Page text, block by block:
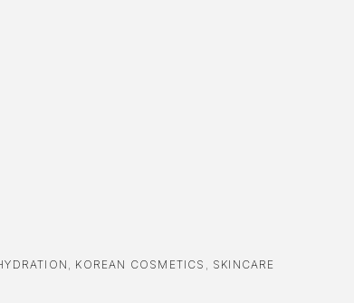
KOREAN COSMETICS SKINCARE